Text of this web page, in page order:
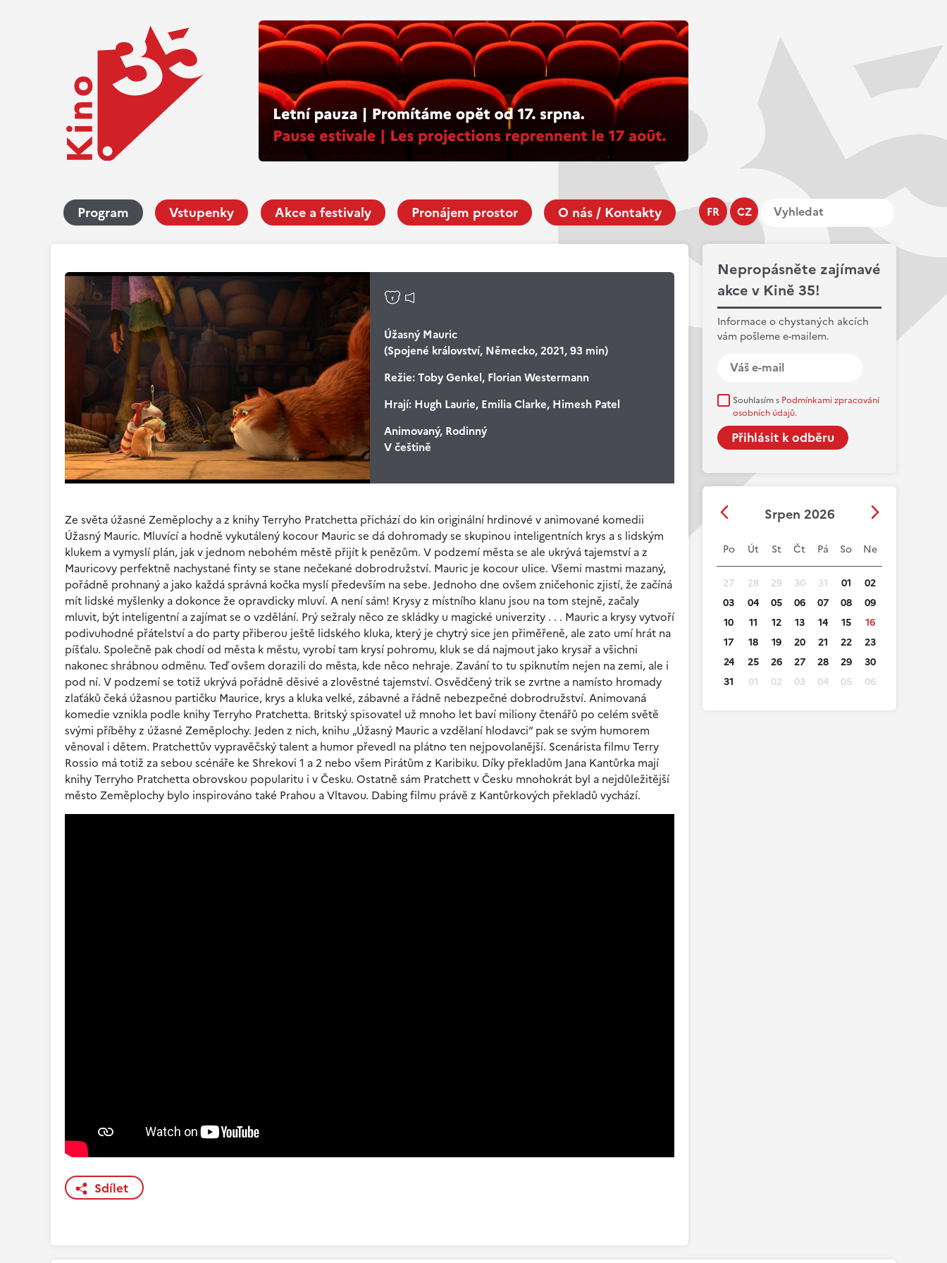
FR CZ
Program Vstupenky Akce a festivaly Pronájem prostor O nás / Kontakty
Nepropásněte zajímavé
akce v Kině 35!
Informace o chystaných akcích
vám pošleme e-mailem.
Souhlasím s Podmínkami zpracování
osobních údajů.
Srpen 2026
Po Út St Čt Pá So Ne
27 28 29 30 31 01
02
03
04 05 06 07 08
09
10
11 12 13 14 15
16
17
18 19 20 21 22
23
24
25 26 27 28 29
30
31
01 02 03 04 05 06
Úžasný Mauric
(Spojené království, Německo, 2021, 93 min)
Režie:Toby Genkel, Florian Westermann
Hrají:Hugh Laurie, Emilia Clarke, Himesh Patel
Animovaný, Rodinný
V češtině
Ze světa úžasné Zeměplochy a z knihy Terryho Pratchetta přichází do kin originální hrdinové v animované komedii
Úžasný Mauric. Mluvící a hodně vykutálený kocour Mauric se dá dohromady se skupinou inteligentních krys a s lidským
klukem a vymyslí plán, jak v jednom nebohém městě přijít k penězům. V podzemí města se ale ukrývá tajemství a z
Mauricovy perfektně nachystané finty se stane nečekané dobrodružství. Mauric je kocour ulice. Všemi mastmi mazaný,
pořádně prohnaný a jako každá správná kočka myslí především na sebe. Jednoho dne ovšem zničehonic zjistí, že začíná
mít lidské myšlenky a dokonce že opravdicky mluví. A není sám! Krysy z místního klanu jsou na tom stejně, začaly
mluvit, být inteligentní a zajímat se o vzdělání. Prý sežraly něco ze skládky u magické univerzity . . . Mauric a krysy vytvoří
podivuhodné přátelství a do party přiberou ještě lidského kluka, který je chytrý sice jen přiměřeně, ale zato umí hrát na
píšťalu. Společně pak chodí od města k městu, vyrobí tam krysí pohromu, kluk se dá najmout jako krysař a všichni
nakonec shrábnou odměnu. Teď ovšem dorazili do města, kde něco nehraje. Zavání to tu spiknutím nejen na zemi, ale i
pod ní. V podzemí se totiž ukrývá pořádně děsivé a zlověstné tajemství. Osvědčený trik se zvrtne a namísto hromady
zlaťáků čeká úžasnou partičku Maurice, krys a kluka velké, zábavné a řádně nebezpečné dobrodružství. Animovaná
komedie vznikla podle knihy Terryho Pratchetta. Britský spisovatel už mnoho let baví miliony čtenářů po celém světě
svými příběhy z úžasné Zeměplochy. Jeden z nich, knihu „Úžasný Mauric a vzdělaní hlodavci“ pak se svým humorem
věnoval i dětem. Pratchettův vypravěčský talent a humor převedl na plátno ten nejpovolanější. Scenárista filmu Terry
Rossio má totiž za sebou scénáře ke Shrekovi 1 a 2 nebo všem Pirátům z Karibiku. Díky překladům Jana Kantůrka mají
knihy Terryho Pratchetta obrovskou popularitu i v Česku. Ostatně sám Pratchett v Česku mnohokrát byl a nejdůležitější
město Zeměplochy bylo inspirováno také Prahou a Vltavou. Dabing filmu právě z Kantůrkových překladů vychází.
Sdílet